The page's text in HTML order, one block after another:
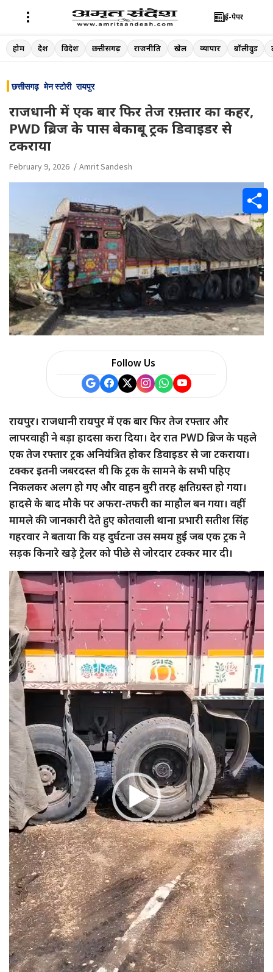
Skip
to
ई-पेपर
होम देश विदेश छत्तीसगढ़ राजनीति खेल व्यापार बॉलीवुड
छत्तीसगढ़ मेन स्टोरी रायपुर
राजधानी में एक बार फिर तेज रफ़्तार का कहर,
PWD ब्रिज के पास बेकाबू ट्रक डिवाइडर से
टकराया
February 9, 2026 Amrit Sandesh
Follow Us
रायपुर। राजधानी रायपुर में एक बार फिर तेज रफ्तार और
लापरवाही ने बड़ा हादसा करा दिया। देर रात PWD ब्रिज के पहले
एक तेज रफ्तार ट्रक अनियंत्रित होकर डिवाइडर से जा टकराया।
टक्कर इतनी जबरदस्त थी कि ट्रक के सामने के सभी पहिए
निकलकर अलग हो गए और वाहन बुरी तरह क्षतिग्रस्त हो गया।
हादसे के बाद मौके पर अफरा-तफरी का माहौल बन गया। वहीं
मामले की जानकारी देते हुए कोतवाली थाना प्रभारी सतीश सिंह
गहरवार ने बताया कि यह दुर्घटना उस समय हुई जब एक ट्रक ने
सड़क किनारे खड़े ट्रेलर को पीछे से जोरदार टक्कर मार दी।
Video
Player
S
h
r
e